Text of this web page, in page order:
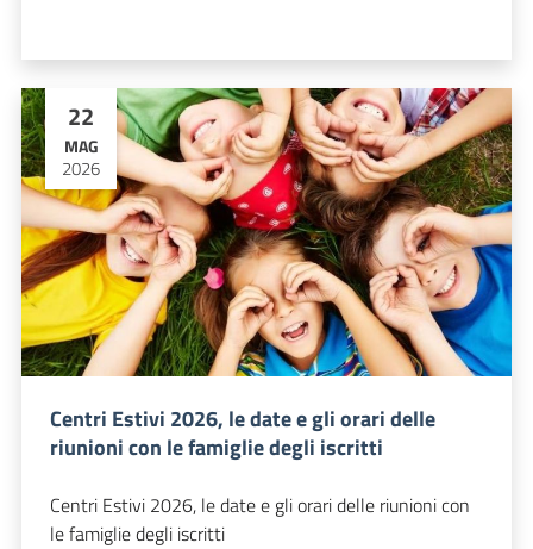
22
MAG
2026
Centri Estivi 2026, le date e gli orari delle
riunioni con le famiglie degli iscritti
Centri Estivi 2026, le date e gli orari delle riunioni con
le famiglie degli iscritti